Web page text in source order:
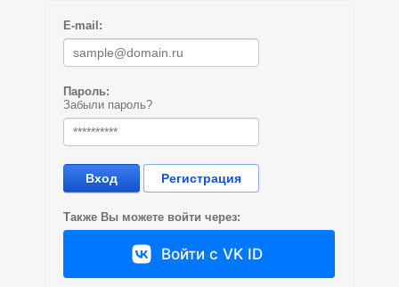
E-mail:
Пароль:
Забыли пароль?
Регистрация
Вход
Также Вы можете войти через:
Войти с VK ID